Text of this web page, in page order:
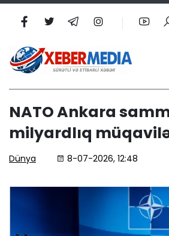
NATO Ankara
milyardlıq
Dünya 8-07-2026, 12:48